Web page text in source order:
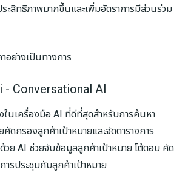
ระสิทธิภาพมากขึ้นและเพิ่มอัตราการมีส่วนร่วม
อย่างเป็นทางการ
- Conversational AI
ในเครื่องมือ AI ที่ดีที่สุดสำหรับการค้นหา
ดกรองลูกค้าเป้าหมายและจัดตารางการ
วย AI ช่วยจับข้อมูลลูกค้าเป้าหมาย โต้ตอบ คัด
ารประชุมกับลูกค้าเป้าหมาย